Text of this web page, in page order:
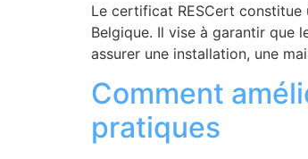
Le certificat RESCert constitue
Belgique. Il vise à garantir que
assurer une installation, une
Comment
pratiques